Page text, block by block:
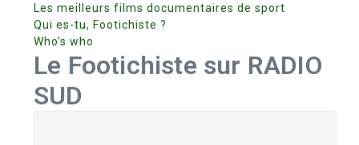
Les meilleurs films documentaires de sport
Qui es-tu, Footichiste ?
Who’s who
Le Footichiste sur RADIO
SUD